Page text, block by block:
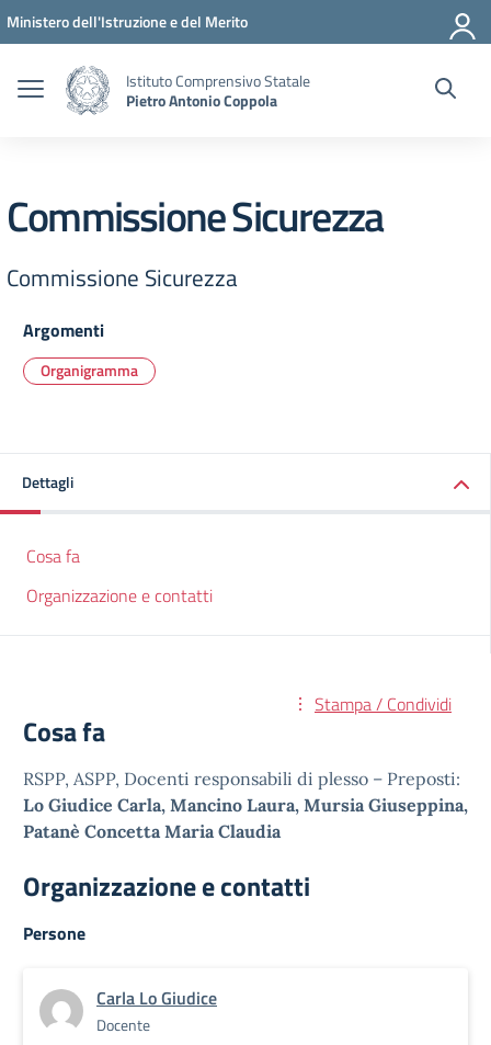
Vai ai contenuti
Vai al menu di navigazione
Vai al footer
Ministero dell'Istruzione e del Merito
Istituto Comprensivo Statale
Pietro Antonio Coppola
Commissione Sicurezza
Commissione Sicurezza
Argomenti
Organigramma
Dettagli
Cosa fa
Organizzazione e contatti
Stampa / Condividi
Cosa fa
RSPP, ASPP, Docenti responsabili di plesso – Preposti:
Lo Giudice Carla, Mancino Laura, Mursia Giuseppina,
Patanè Concetta Maria Claudia
Organizzazione e contatti
Persone
Carla Lo Giudice
Docente